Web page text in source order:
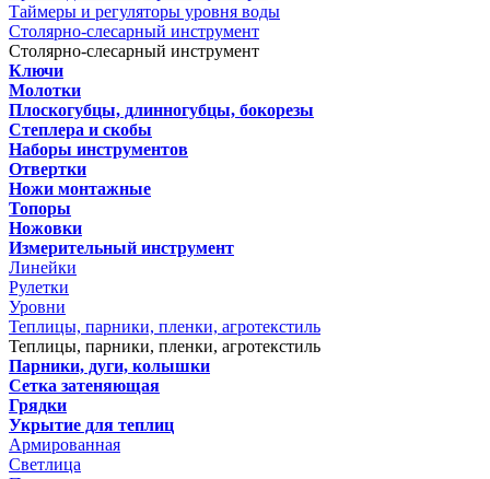
Таймеры и регуляторы уровня воды
Столярно-слесарный инструмент
Столярно-слесарный инструмент
Ключи
Молотки
Плоскогубцы, длинногубцы, бокорезы
Степлера и скобы
Наборы инструментов
Отвертки
Ножи монтажные
Топоры
Ножовки
Измерительный инструмент
Линейки
Рулетки
Уровни
Теплицы, парники, пленки, агротекстиль
Теплицы, парники, пленки, агротекстиль
Парники, дуги, колышки
Сетка затеняющая
Грядки
Укрытие для теплиц
Армированная
Светлица